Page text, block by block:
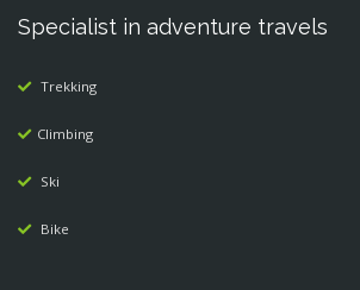
Specialist in adventure travels
Trekking
Climbing
Ski
Bike